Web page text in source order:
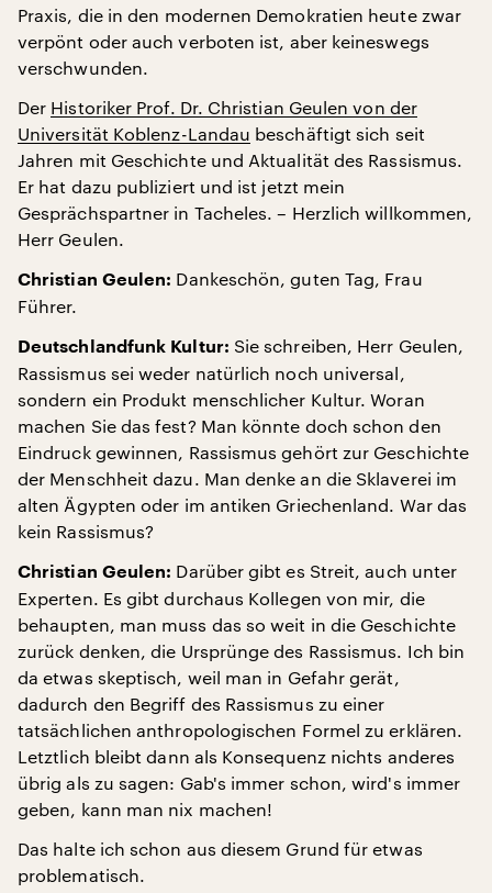
Praxis, die in den modernen Demokratien heute zwar
verpönt oder auch verboten ist, aber keineswegs
verschwunden.
Der Historiker Prof. Dr. Christian Geulen von der
Universität Koblenz-Landau beschäftigt sich seit
Jahren mit Geschichte und Aktualität des Rassismus.
Er hat dazu publiziert und ist jetzt mein
Gesprächspartner in Tacheles. – Herzlich willkommen,
Herr Geulen.
Christian Geulen: Dankeschön, guten Tag, Frau
Führer.
Deutschlandfunk Kultur: Sie schreiben, Herr Geulen,
Rassismus sei weder natürlich noch universal,
sondern ein Produkt menschlicher Kultur. Woran
machen Sie das fest? Man könnte doch schon den
Eindruck gewinnen, Rassismus gehört zur Geschichte
der Menschheit dazu. Man denke an die Sklaverei im
alten Ägypten oder im antiken Griechenland. War das
kein Rassismus?
Christian Geulen: Darüber gibt es Streit, auch unter
Experten. Es gibt durchaus Kollegen von mir, die
behaupten, man muss das so weit in die Geschichte
zurück denken, die Ursprünge des Rassismus. Ich bin
da etwas skeptisch, weil man in Gefahr gerät,
dadurch den Begriff des Rassismus zu einer
tatsächlichen anthropologischen Formel zu erklären.
Letztlich bleibt dann als Konsequenz nichts anderes
übrig als zu sagen: Gab's immer schon, wird's immer
geben, kann man nix machen!
Das halte ich schon aus diesem Grund für etwas
problematisch.